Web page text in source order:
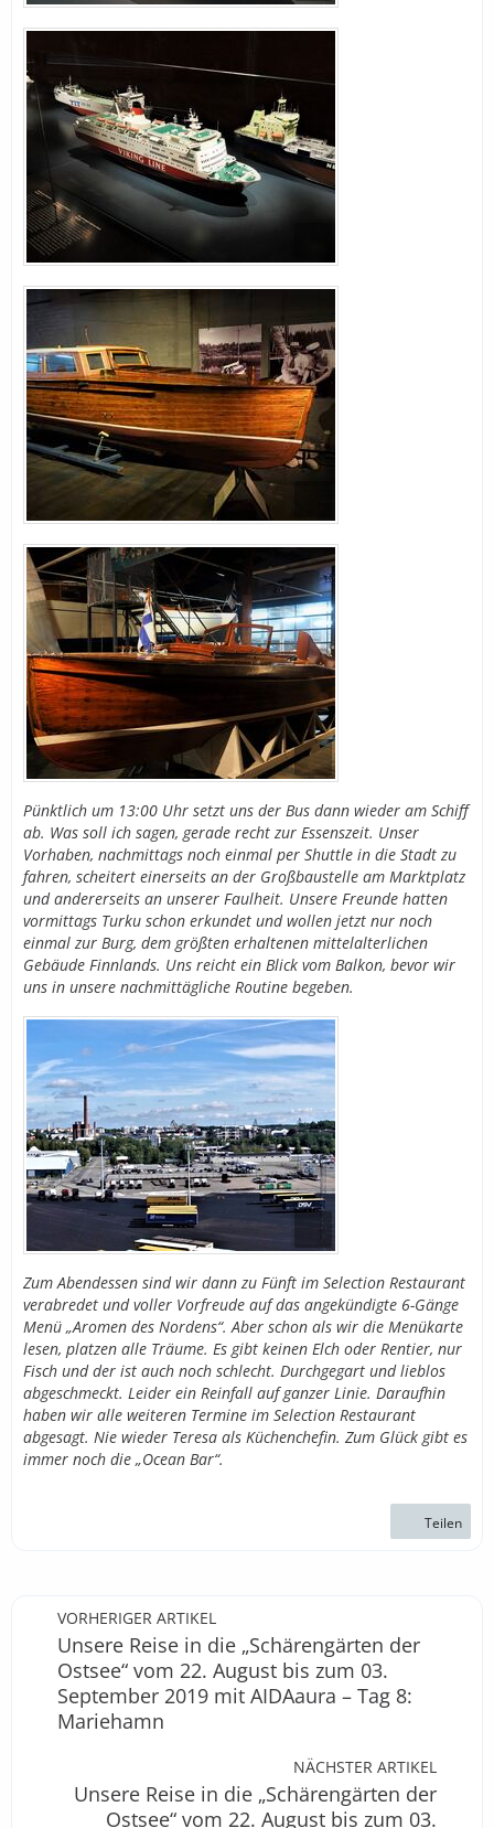
Pünktlich um 13:00 Uhr setzt uns der Bus dann wieder am Schiff
ab. Was soll ich sagen, gerade recht zur Essenszeit. Unser
Vorhaben, nachmittags noch einmal per Shuttle in die Stadt zu
fahren, scheitert einerseits an der Großbaustelle am Marktplatz
und andererseits an unserer Faulheit. Unsere Freunde hatten
vormittags Turku schon erkundet und wollen jetzt nur noch
einmal zur Burg, dem größten erhaltenen mittelalterlichen
Gebäude Finnlands. Uns reicht ein Blick vom Balkon, bevor wir
uns in unsere nachmittägliche Routine begeben.
Zum Abendessen sind wir dann zu Fünft im Selection Restaurant
verabredet und voller Vorfreude auf das angekündigte 6-Gänge
Menü „Aromen des Nordens“. Aber schon als wir die Menükarte
lesen, platzen alle Träume. Es gibt keinen Elch oder Rentier, nur
Fisch und der ist auch noch schlecht. Durchgegart und lieblos
abgeschmeckt. Leider ein Reinfall auf ganzer Linie. Daraufhin
haben wir alle weiteren Termine im Selection Restaurant
abgesagt. Nie wieder Teresa als Küchenchefin. Zum Glück gibt es
immer noch die „Ocean Bar“.
Teilen
VORHERIGER ARTIKEL
Unsere Reise in die „Schärengärten der
Ostsee“ vom 22. August bis zum 03.
September 2019 mit AIDAaura – Tag 8:
Mariehamn
NÄCHSTER ARTIKEL
Unsere Reise in die „Schärengärten der
Ostsee“ vom 22. August bis zum 03.